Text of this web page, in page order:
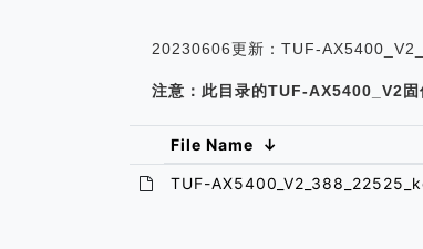
20230606更新：TUF-
注意：此目录的TUF-AX5400_V2
File Name ↓
TUF-